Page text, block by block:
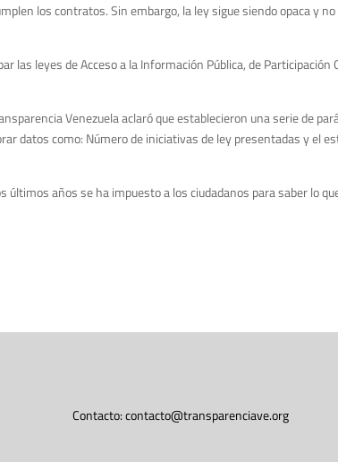
los contratos. Sin embargo, la ley sigue siendo opaca y
leyes de Acceso a la Información Pública, de
Venezuela aclaró que establecieron una serie de
datos como: Número de iniciativas de ley presentadas y el
años se ha impuesto a los ciudadanos para saber lo
Contacto:contacto@transparenciave.org